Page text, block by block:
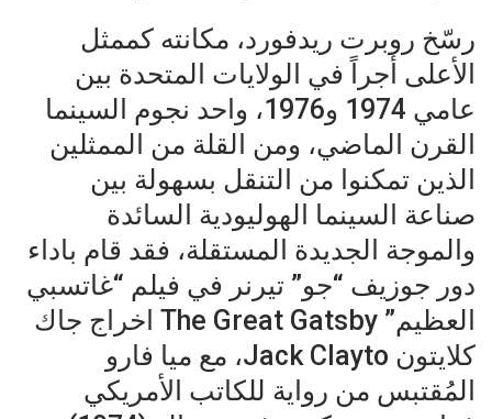
رسّخ روبرت ريدفورد، مكانته كممثل
الأعلى أجراً في الولايات المتحدة بين
عامي 1974 و1976، واحد نجوم السينما
القرن الماضي، ومن القلة من الممثلين
الذين تمكنوا من التنقل بسهولة بين
صناعة السينما الهوليودية السائدة
والموجة الجديدة المستقلة، فقد قام باداء
دور جوزيف “جو” تيرنر في فيلم “غاتسبي
العظيم” The Great Gatsby اخراج جاك
كلايتون Jack Clayto، مع ميا فارو
المُقتبس من رواية للكاتب الأمريكي